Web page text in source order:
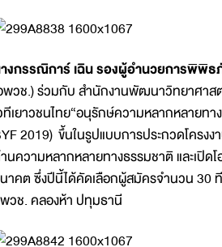
งกรรณิการ์ เฉิน รองผู้อำนวยการพิพิ
วช.) ร่วมกับ สำนักงานพัฒนาวิทยาศาสตร์
ทีเยาวชนไทย“อนุรักษ์ความหลากหลายท
2019) ขึ้นในรูปแบบการประกวดโครง
นความหลากหลายทางธรรมชาติ และเปิดโ
าคต ซึ่งปีนี้ได้คัดเลือกผู้สมัครจำนวน 30
วช. คลองห้า ปทุมธานี